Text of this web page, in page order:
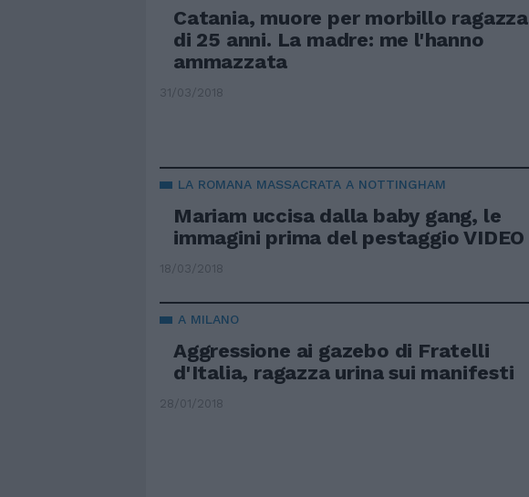
Catania, muore per morbillo ragazza
di 25 anni. La madre: me l'hanno
ammazzata
31/03/2018
LA ROMANA MASSACRATA A NOTTINGHAM
Mariam uccisa dalla baby gang, le
immagini prima del pestaggio VIDEO
18/03/2018
A MILANO
Aggressione ai gazebo di Fratelli
d'Italia, ragazza urina sui manifesti
28/01/2018